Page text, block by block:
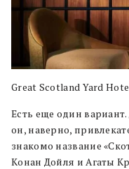
Great Scotland Yard
Есть еще один
он, наверно,
знакомо название
Конан Дойля и Агаты